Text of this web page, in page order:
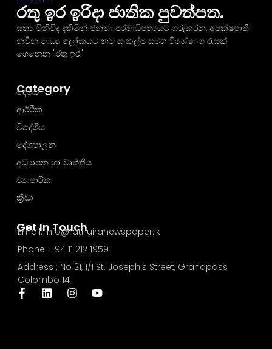
රතු ඉර ඉරිදා ජාතික පුවත්පත.
සත්‍ය විනිවිද දකිමින් ජනතා පරමාධිපත්‍යයට ගරුකරන, අපක්ෂපාතී
නවීන මාධ්‍ය ලෝකයට නව සංකල්ප සමග විශේෂාංග රැසක්
ගෙනෙන "රතු ඉර"
Get In Touch
Email: info@rathuiranewspaper.lk
Phone: +94 11 212 1959
Address : No 21, 1/1 St. Joseph's Street, Grandpass
Colombo 14
Category
දේශීය
ආර්ථික
විදේශීය
දේශපාලන
අධ්‍යාපන හා වෘත්තීය
ව්‍යාපාරික
ක්‍රීඩා